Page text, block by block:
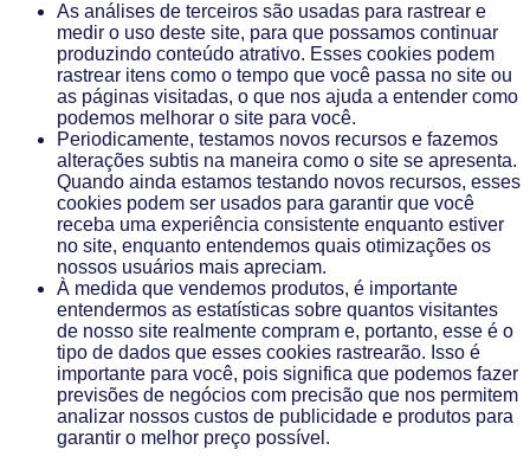
As análises de terceiros são usadas para rastrear e
medir o uso deste site, para que possamos continuar
produzindo conteúdo atrativo. Esses cookies podem
rastrear itens como o tempo que você passa no site ou
as páginas visitadas, o que nos ajuda a entender como
podemos melhorar o site para você.
Periodicamente, testamos novos recursos e fazemos
alterações subtis na maneira como o site se apresenta.
Quando ainda estamos testando novos recursos, esses
cookies podem ser usados ​​para garantir que você
receba uma experiência consistente enquanto estiver
no site, enquanto entendemos quais otimizações os
nossos usuários mais apreciam.
À medida que vendemos produtos, é importante
entendermos as estatísticas sobre quantos visitantes
de nosso site realmente compram e, portanto, esse é o
tipo de dados que esses cookies rastrearão. Isso é
importante para você, pois significa que podemos fazer
previsões de negócios com precisão que nos permitem
analizar nossos custos de publicidade e produtos para
garantir o melhor preço possível.